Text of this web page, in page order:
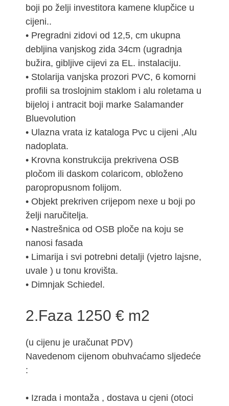
boji po želji investitora kamene klupčice u
cijeni..
• Pregradni zidovi od 12,5, cm ukupna
debljina vanjskog zida 34cm (ugradnja
bužira, gibljive cijevi za EL. instalaciju.
• Stolarija vanjska prozori PVC, 6 komorni
profili sa troslojnim staklom i alu roletama u
bijeloj i antracit boji marke Salamander
Bluevolution
• Ulazna vrata iz kataloga Pvc u cijeni ,Alu
nadoplata.
• Krovna konstrukcija prekrivena OSB
pločom ili daskom colaricom, obloženo
paropropusnom folijom.
• Objekt prekriven crijepom nexe u boji po
želji naručitelja.
• Nastrešnica od OSB ploče na koju se
nanosi fasada
• Limarija i svi potrebni detalji (vjetro lajsne,
uvale ) u tonu krovišta.
• Dimnjak Schiedel.
2.Faza 1250 € m2
(u cijenu je uračunat PDV)
Navedenom cijenom obuhvaćamo sljedeće
:
• Izrada i montaža , dostava u cjeni (otoci